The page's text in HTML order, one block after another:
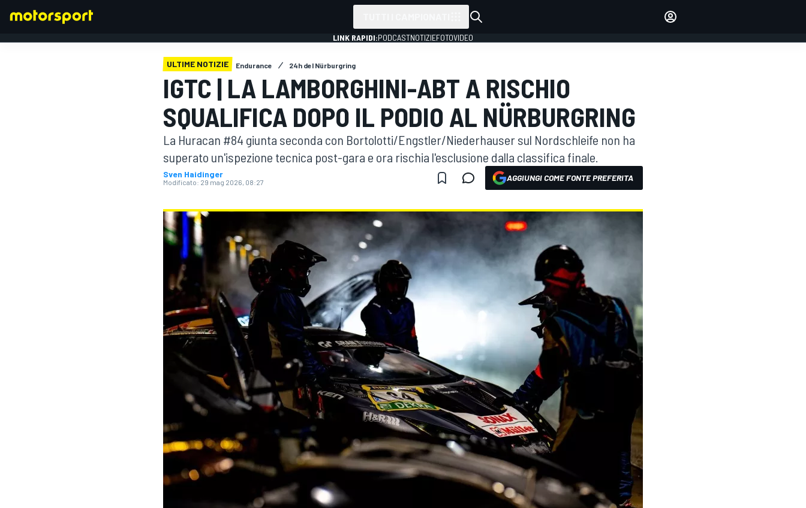
WEC
ACCEDI
LINK RAPIDI:PODCASTNOTIZIEFOTOVIDEO
ULTIME NOTIZIE Endurance 24h del Nürburgring
IGTC | LA LAMBORGHINI-ABT A RISCHIO
SQUALIFICA DOPO IL PODIO AL NÜRBURGRING
La Huracan #84 giunta seconda con Bortolotti/Engstler/Niederhauser sul Nordschleife non ha
superato un'ispezione tecnica post-gara e ora rischia l'esclusione dalla classifica finale.
Sven Haidinger
Modificato: 29 mag 2026, 08:27 AGGIUNGI COME FONTE PREFERITA